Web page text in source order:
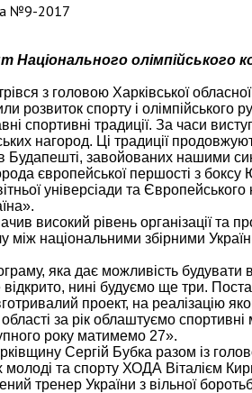
№9-2017
Національного олімпійського
з головою Харківської
розвиток спорту і олімпійського
спортивні традиції. За часи
нагород. Ці традиції
Будапешті, завойованих нашими
європейської першості з
універсіади та
високий рівень організації та
між національними збірними
яка дає можливість будувати
нині будуємо ще три.
проект, на реалізацію
за рік облаштуємо
року матимемо 27».
Сергій Бубка разом із
молоді та спорту ХОДА Віталієм
тренер України з вільної